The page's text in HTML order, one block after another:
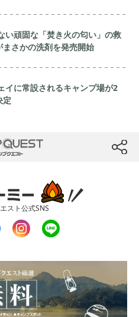
い頑固な「焚き火の匂い」の救
さかの洗剤を発売開始
イに常設されるキャンプ場が2
定
btn
スト公式SNS
inst
agr
line